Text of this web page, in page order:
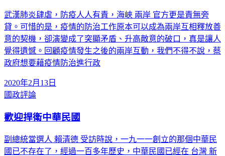
武漢肺炎肆虐，防疫人人有責，海峽 兩岸 官方更是責無旁
貸。可惜的是，疫情的防治工作原本可以成為兩岸互相釋放善
意的契機，卻演變成了突顯矛盾、升高敵意的破口，真是讓人
覺得遺憾。回顧疫情發生之後的兩岸互動，我們不得不說，蔡
政府想要藉疫情防治進行政
2020年2月13日
國政評論
歡迎捍衛中華民國
副總統當選人 賴清德 受訪時說，一九一一創立的那個中華民
國已不存在了，經過一百多年歷史，中華民國已經在 台灣 新